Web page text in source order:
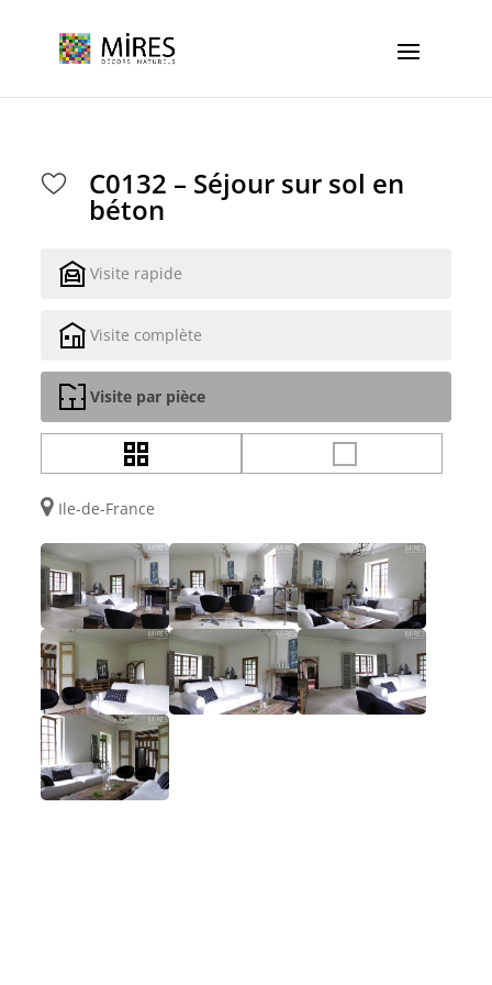
C0132 – Séjour sur sol en
béton
Visite rapide
Visite complète
Visite par pièce
Ile-de-France